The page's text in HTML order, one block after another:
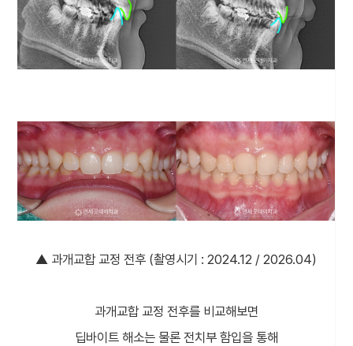
▲ 과개교합 교정 전후 (촬영시기 : 2024.12 / 2026.04)
과개교합 교정 전후를 비교해보면
딥바이트 해소는 물론 전치부 함입을 통해